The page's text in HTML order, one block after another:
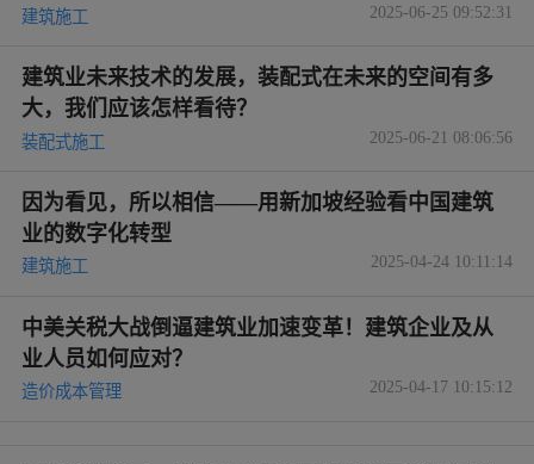
建筑施工 2025-06-25 09:52:31
建筑业未来技术的发展，装配式在未来的空间有多
大，我们应该怎样看待？
装配式施工 2025-06-21 08:06:56
因为看见，所以相信——用新加坡经验看中国建筑
业的数字化转型
建筑施工 2025-04-24 10:11:14
中美关税大战倒逼建筑业加速变革！建筑企业及从
业人员如何应对？
造价成本管理 2025-04-17 10:15:12